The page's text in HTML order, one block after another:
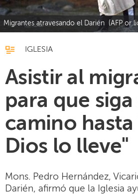
Migrantes atravesando el Darién (AFP or
IGLESIA
Asistir al
para que siga
camino
Dios lo lleve"
Mons. Pedro Hernández,
Darién, afirmó que la Iglesia